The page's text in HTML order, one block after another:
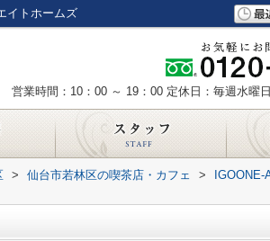
イトホームズ
営業時間：10：00 ～ 19：00 定休日：毎週水曜
> 仙台市若林区の喫茶店・カフェ >
IGOONE-